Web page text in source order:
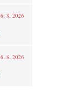
6. 8. 2026
6. 8. 2026